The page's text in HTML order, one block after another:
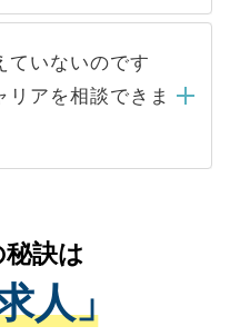
応募が殺到する場
件に合った人材の
するケースが増え
ません。内定先へ
パートナーが行い
とはありませんの
サイトからの登録
様の個人情報は、
および転職活動の
ます。お預かりし
タはご本人の許可
についての厳密な
者のみに付与され
を取得済みです。
ていないのです
リアを相談できま
機関の状況や紹介
切なアドバイスを
ぐにご転職をされ
ポートが可能です
訣は
人」